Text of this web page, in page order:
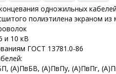
одножильных
полиэтилена экраном из
и 10 кВ
ГОСТ 13781.0-86
(А)ПвБВ, (А)ПвПу, (А)ПвПг,